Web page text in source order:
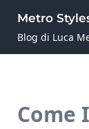
Metro
Blog di Luca
Come